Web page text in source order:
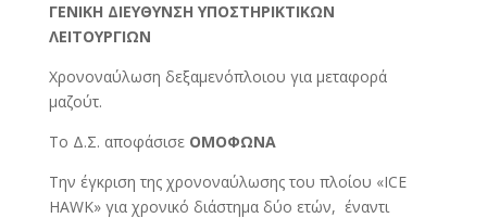
ΓΕΝΙΚΗ ΔΙΕΥΘΥΝΣΗ ΥΠΟΣΤΗΡΙΚΤΙΚΩΝ
ΛΕΙΤΟΥΡΓΙΩΝ
Χρονοναύλωση δεξαμενόπλοιου για μεταφορά
μαζούτ.
Το Δ.Σ. αποφάσισε ΟΜΟΦΩΝΑ
Την έγκριση της χρονοναύλωσης του πλοίου «ICE
HAWK» για χρονικό διάστημα δύο ετών, έναντι